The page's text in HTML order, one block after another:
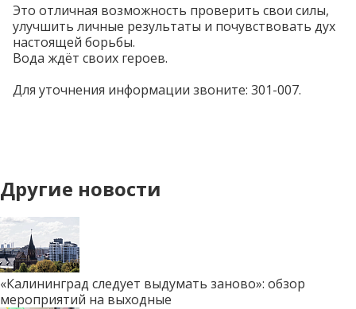
Это отличная возможность проверить свои силы,
улучшить личные результаты и почувствовать дух
настоящей борьбы.
Вода ждёт своих героев.
Для уточнения информации звоните: 301-007.
Другие новости
«Калининград следует выдумать заново»: обзор
мероприятий на выходные